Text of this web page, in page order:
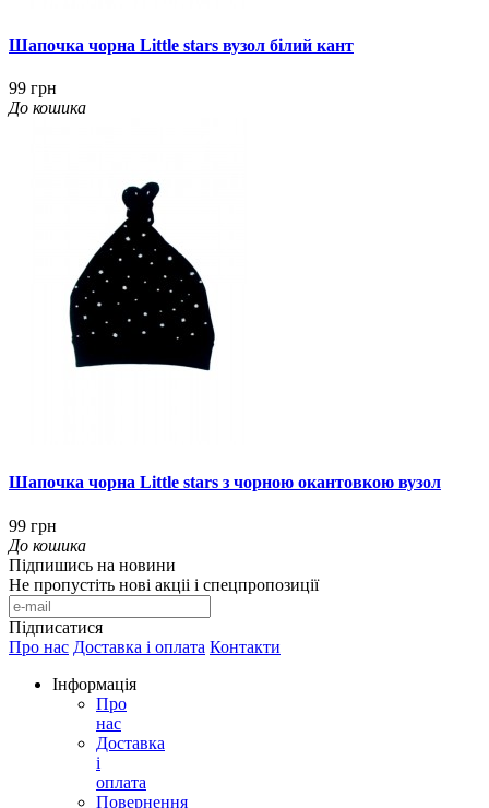
Шапочка чорна Little stars вузол білий кант
99 грн
До кошика
Шапочка чорна Little stars з чорною окантовкою вузол
99 грн
До кошика
Підпишись на новини
Не пропустіть нові акціі і спецпропозиції
Підписатися
Про нас Доставка і оплата Контакти
Інформація
Про
нас
Доставка
і
оплата
Повернення